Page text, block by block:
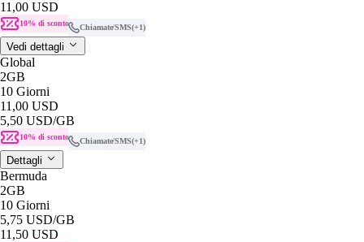
11,00 USD
10% di sconto Chiamate/SMS(+1)
Vedi dettagli
Global
2GB
10 Giorni
11,00 USD
5,50 USD/GB
10% di sconto Chiamate/SMS(+1)
Dettagli
Bermuda
2GB
10 Giorni
5,75 USD/GB
11,50 USD